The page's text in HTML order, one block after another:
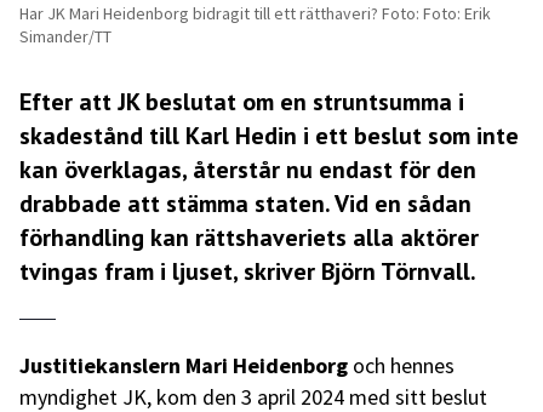
Har JK Mari Heidenborg bidragit till ett rätthaveri? Foto: Foto: Erik
Simander/TT
Efter att JK beslutat om en struntsumma i
skadestånd till Karl Hedin i ett beslut som inte
kan överklagas, återstår nu endast för den
drabbade att stämma staten. Vid en sådan
förhandling kan rättshaveriets alla aktörer
tvingas fram i ljuset, skriver Björn Törnvall.
Justitiekanslern Mari Heidenborg och hennes
myndighet JK, kom den 3 april 2024 med sitt beslut